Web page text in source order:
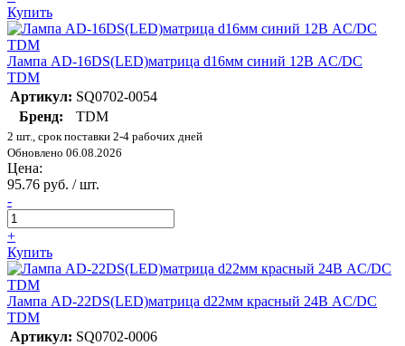
Купить
Лампа AD-16DS(LED)матрица d16мм синий 12В AC/DC
TDM
Артикул: SQ0702-0054
Бренд:
TDM
2 шт., срок поставки 2-4 рабочих дней
Обновлено 06.08.2026
Цена:
95.76 руб. / шт.
-
+
Купить
Лампа AD-22DS(LED)матрица d22мм красный 24В AC/DC
TDM
Артикул: SQ0702-0006